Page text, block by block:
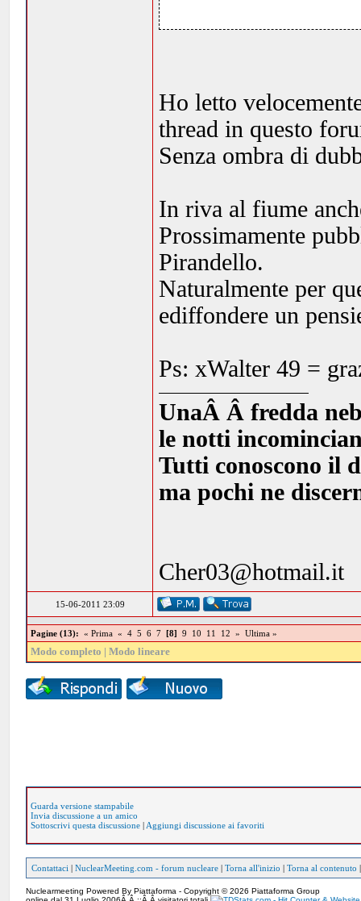
Ho letto
thread in questo
Senza ombra di
In riva al fiume
Prossimamente
Pirandello.
Naturalmente per
ediffondere un
Ps: xWalter 49 =
UnaÂ Â fredda
le notti
Tutti conoscono il
ma pochi ne
Cher03@hotmail.it
15-06-2011 23:09
Pagine (13): « Prima « 4 5 6 7 [8] 9 10 11 12 » Ultima »
Modo completo |Modo lineare
Guarda versione stampabile
Invia discussione a un amico
Sottoscrivi questa discussione | Aggiungi discussione ai favoriti
Contattaci |NuclearMeeting.com - forum nucleare |Torna all'inizio |Torna al contenuto
Nuclearmeeting Powered By Piattaforma - Copyright © 2026 Piattaforma Group